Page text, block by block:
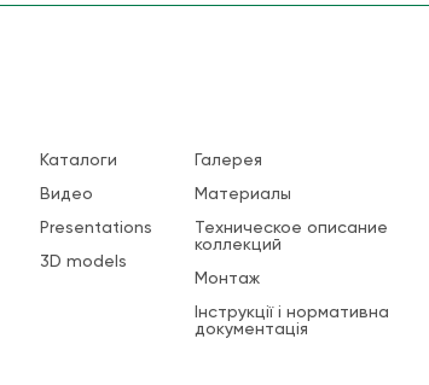
Каталоги
Видео
Presentations
3D models
Галерея
Материалы
Техническое описание
коллекций
Монтаж
Інструкції і нормативна
документація